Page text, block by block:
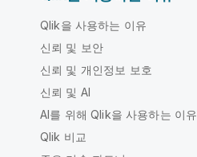
Qlik을 사용하는 이유
신뢰 및 보안
신뢰 및 개인정보 보호
신뢰 및 AI
AI를 위해 Qlik을 사용하는 이유
Qlik 비교